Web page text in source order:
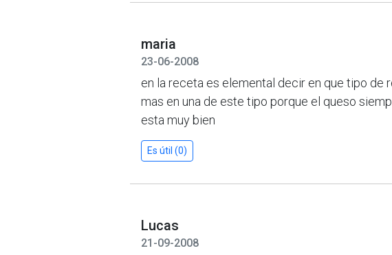
maria
23-06-2008
en la receta es elemental decir en que tipo de
mas en una de este tipo porque el queso
esta muy bien
Es útil (0)
Lucas
21-09-2008